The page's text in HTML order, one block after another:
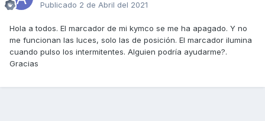
Publicado 2 de Abril del 2021
Hola a todos. El marcador de mi kymco se me ha apagado. Y no
me funcionan las luces, solo las de posición. El marcador ilumina
cuando pulso los intermitentes. Alguien podría ayudarme?.
Gracias